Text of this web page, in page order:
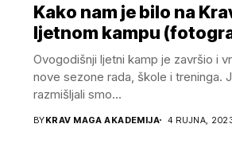
Kako nam je bilo na
ljetnom kampu
Ovogodišnji ljetni kamp je završio i
nove sezone rada, škole i treninga.
razmišljali smo...
BYKRAV MAGA AKADEMIJA 4 RUJNA,